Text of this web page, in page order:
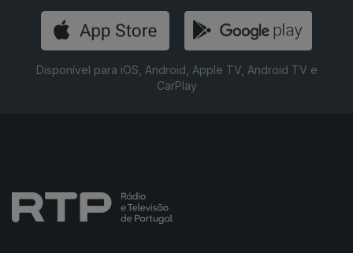
Disponível para iOS, Android, Apple TV, Android TV e
CarPlay